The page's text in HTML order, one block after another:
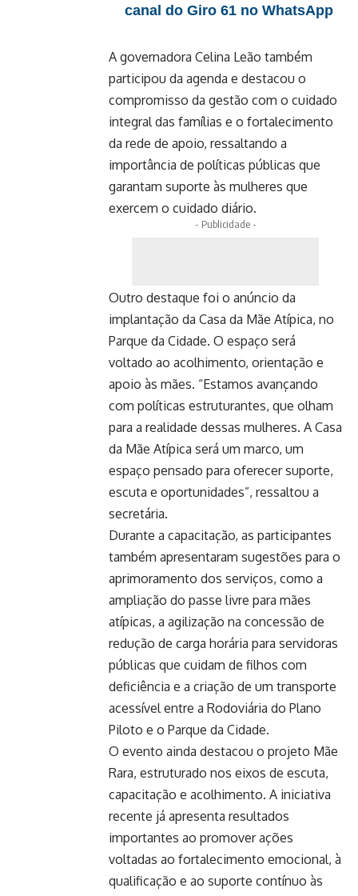
canal do Giro 61 no WhatsApp
A governadora Celina Leão também
participou da agenda e destacou o
compromisso da gestão com o cuidado
integral das famílias e o fortalecimento
da rede de apoio, ressaltando a
importância de políticas públicas que
garantam suporte às mulheres que
exercem o cuidado diário.
- Publicidade -
Outro destaque foi o anúncio da
implantação da Casa da Mãe Atípica, no
Parque da Cidade. O espaço será
voltado ao acolhimento, orientação e
apoio às mães. “Estamos avançando
com políticas estruturantes, que olham
para a realidade dessas mulheres. A Casa
da Mãe Atípica será um marco, um
espaço pensado para oferecer suporte,
escuta e oportunidades”, ressaltou a
secretária.
Durante a capacitação, as participantes
também apresentaram sugestões para o
aprimoramento dos serviços, como a
ampliação do passe livre para mães
atípicas, a agilização na concessão de
redução de carga horária para servidoras
públicas que cuidam de filhos com
deficiência e a criação de um transporte
acessível entre a Rodoviária do Plano
Piloto e o Parque da Cidade.
O evento ainda destacou o projeto Mãe
Rara, estruturado nos eixos de escuta,
capacitação e acolhimento. A iniciativa
recente já apresenta resultados
importantes ao promover ações
voltadas ao fortalecimento emocional, à
qualificação e ao suporte contínuo às